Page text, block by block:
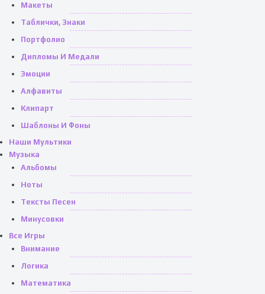
Макеты
Таблички, Знаки
Портфолио
Дипломы И Медали
Эмоции
Алфавиты
Клипарт
Шаблоны И Фоны
Наши Мультики
Музыка
Альбомы
Ноты
Тексты Песен
Минусовки
Все Игры
Внимание
Логика
Математика